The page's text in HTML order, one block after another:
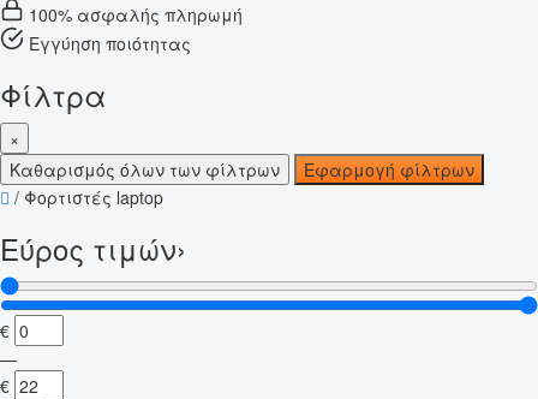
100% ασφαλής πληρωμή
Εγγύηση ποιότητας
Φίλτρα
×
Καθαρισμός όλων των φίλτρων
Εφαρμογή φίλτρων
/ Φορτιστές laptop
Εύρος τιμών›
€
—
€